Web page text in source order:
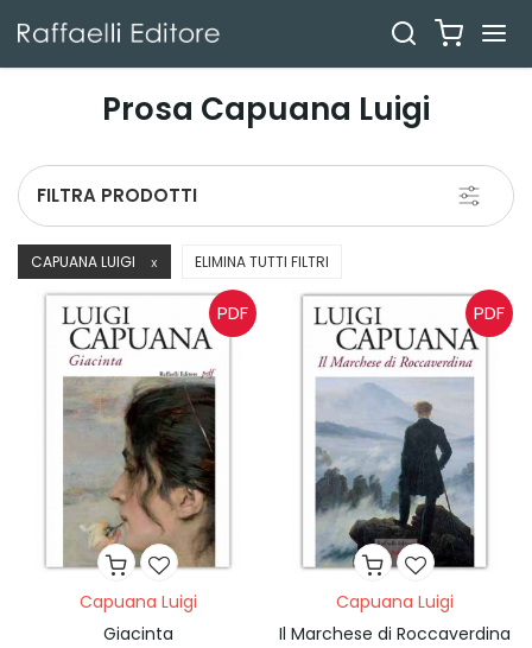
Prosa Capuana Luigi
Toggle
FILTRA PRODOTTI
CAPUANA LUIGI X ELIMINA TUTTI FILTRI
PDF
Capuana Luigi
Giacinta
PDF
Capuana Luigi
Il Marchese di Roccaverdina